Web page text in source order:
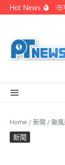
Skip to content
Hot News屏縣府聯手在
Home /新聞 / 颱
新聞